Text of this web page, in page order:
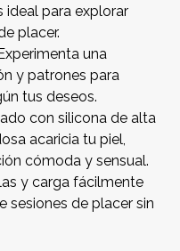
ideal para explorar
placer.
Experimenta una
y patrones para
tus deseos.
con silicona de alta
acaricia tu piel,
cómoda y sensual.
y carga fácilmente
sesiones de placer sin